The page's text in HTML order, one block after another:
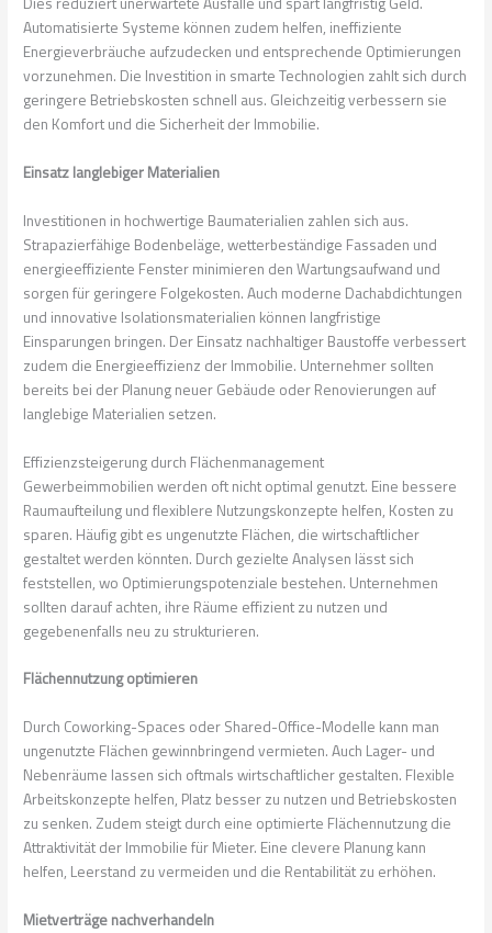
Automatisierte Systeme können zudem helfen, ineffiziente
Energieverbräuche aufzudecken und entsprechende Optimierungen
vorzunehmen. Die Investition in smarte Technologien zahlt sich durch
geringere Betriebskosten schnell aus. Gleichzeitig verbessern sie
den Komfort und die Sicherheit der Immobilie.
Einsatz langlebiger Materialien
Investitionen in hochwertige Baumaterialien zahlen sich aus.
Strapazierfähige Bodenbeläge, wetterbeständige Fassaden und
energieeffiziente Fenster minimieren den Wartungsaufwand und
sorgen für geringere Folgekosten. Auch moderne Dachabdichtungen
und innovative Isolationsmaterialien können langfristige
Einsparungen bringen. Der Einsatz nachhaltiger Baustoffe verbessert
zudem die Energieeffizienz der Immobilie. Unternehmer sollten
bereits bei der Planung neuer Gebäude oder Renovierungen auf
langlebige Materialien setzen.
Effizienzsteigerung durch Flächenmanagement
Gewerbeimmobilien werden oft nicht optimal genutzt. Eine bessere
Raumaufteilung und flexiblere Nutzungskonzepte helfen, Kosten zu
sparen. Häufig gibt es ungenutzte Flächen, die wirtschaftlicher
gestaltet werden könnten. Durch gezielte Analysen lässt sich
feststellen, wo Optimierungspotenziale bestehen. Unternehmen
sollten darauf achten, ihre Räume effizient zu nutzen und
gegebenenfalls neu zu strukturieren.
Flächennutzung optimieren
Durch Coworking-Spaces oder Shared-Office-Modelle kann man
ungenutzte Flächen gewinnbringend vermieten. Auch Lager- und
Nebenräume lassen sich oftmals wirtschaftlicher gestalten. Flexible
Arbeitskonzepte helfen, Platz besser zu nutzen und Betriebskosten
zu senken. Zudem steigt durch eine optimierte Flächennutzung die
Attraktivität der Immobilie für Mieter. Eine clevere Planung kann
helfen, Leerstand zu vermeiden und die Rentabilität zu erhöhen.
Mietverträge nachverhandeln